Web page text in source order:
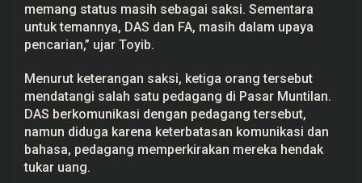
memang status masih sebagai saksi. Sementara
untuk temannya, DAS dan FA, masih dalam upaya
pencarian,” ujar Toyib.
Menurut keterangan saksi, ketiga orang tersebut
mendatangi salah satu pedagang di Pasar Muntilan.
DAS berkomunikasi dengan pedagang tersebut,
namun diduga karena keterbatasan komunikasi dan
bahasa, pedagang memperkirakan mereka hendak
tukar uang.